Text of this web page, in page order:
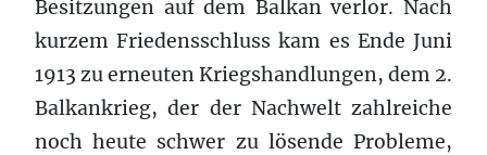
Besitzungen auf dem Balkan verlor. Nach
kurzem Friedensschluss kam es Ende Juni
1913 zu erneuten Kriegshandlungen, dem 2.
Balkankrieg, der der Nachwelt zahlreiche
noch heute schwer zu lösende Probleme,